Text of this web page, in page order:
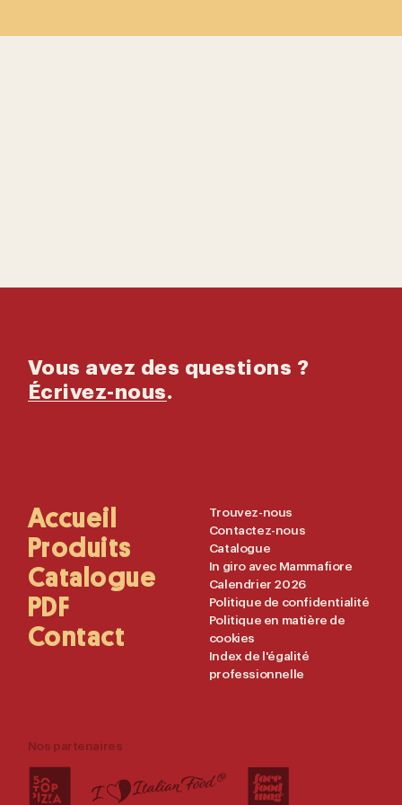
Vous avez des questions ?
Écrivez-nous.
Main
Navigation
Accueil
Produits
Catalogue
PDF
Contact
Useful
Links
Trouvez-nous
Contactez-nous
Catalogue
In giro avec Mammafiore
Calendrier 2026
Politique de confidentialité
Politique en matière de
cookies
Index de l'égalité
professionnelle
Nos partenaires